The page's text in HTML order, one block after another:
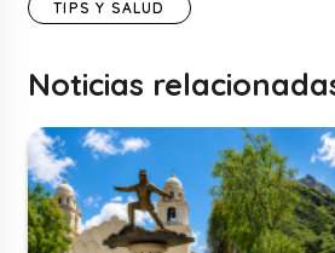
TIPS Y SALUD
Noticias